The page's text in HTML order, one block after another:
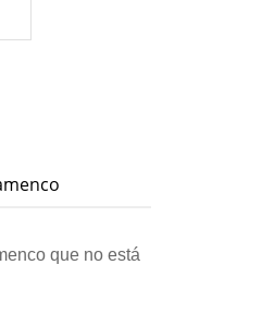
que no está